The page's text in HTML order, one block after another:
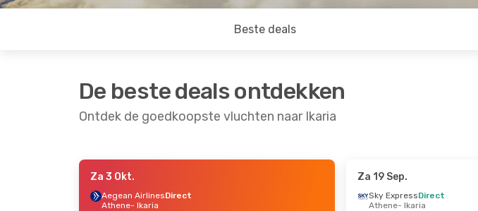
Beste deals
De beste deals ontdekken
Ontdek de goedkoopste vluchten naar Ikaria
- Do 1 Okt.
Za 3 Okt.
Aegean AirlinesDirect
Athene- Ikaria
Za 19 Sep.
Sky ExpressDirect
Athene- Ikaria